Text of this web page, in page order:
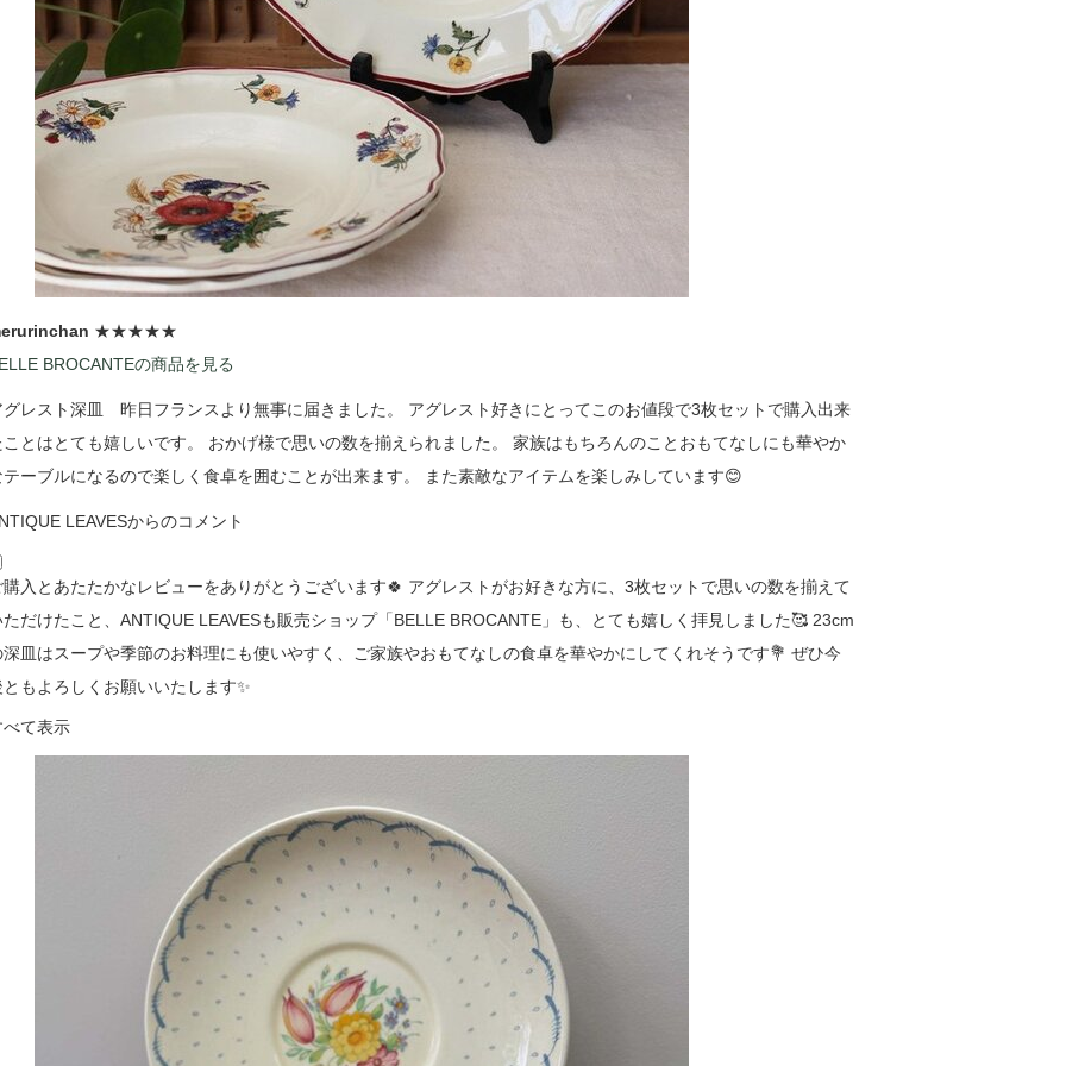
★★★★★
BROCANTEの商品を見る
グレスト深皿 昨日フランスより無事に届きました。 アグレスト好きにとってこのお値段で3枚セットで購入出来
ことはとても嬉しいです。 おかげ様で思いの数を揃えられました。 家族はもちろんのことおもてなしにも華やか
テーブルになるので楽しく食卓を囲むことが出来ます。 また素敵なアイテムを楽しみしています😊
LEAVESからのコメント
購入とあたたかなレビューをありがとうございます🍀 アグレストがお好きな方に、3枚セットで思いの数を揃えて
ただけたこと、ANTIQUE LEAVESも販売ショップ「BELLE BROCANTE」も、とても嬉しく拝見しました🥰 23cm
深皿はスープや季節のお料理にも使いやすく、ご家族やおもてなしの食卓を華やかにしてくれそうです💐 ぜひ今
ともよろしくお願いいたします✨
べて表示